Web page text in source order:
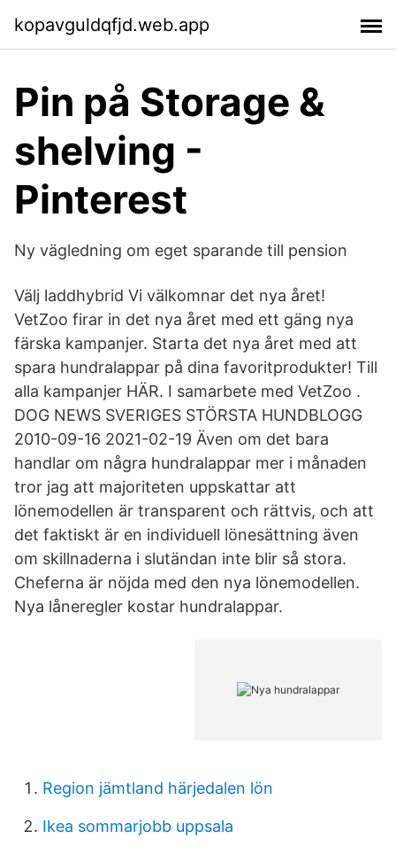
kopavguldqfjd.web.app
Pin på Storage &
shelving -
Pinterest
Ny vägledning om eget sparande till pension
Välj laddhybrid Vi välkomnar det nya året!
VetZoo firar in det nya året med ett gäng nya
färska kampanjer. Starta det nya året med att
spara hundralappar på dina favoritprodukter! Till
alla kampanjer HÄR. I samarbete med VetZoo .
DOG NEWS SVERIGES STÖRSTA HUNDBLOGG
2010-09-16 2021-02-19 Även om det bara
handlar om några hundralappar mer i månaden
tror jag att majoriteten uppskattar att
lönemodellen är transparent och rättvis, och att
det faktiskt är en individuell lönesättning även
om skillnaderna i slutändan inte blir så stora.
Cheferna är nöjda med den nya lönemodellen.
Nya låneregler kostar hundralappar.
Region jämtland härjedalen lön
Ikea sommarjobb uppsala